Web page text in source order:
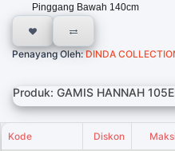
Pinggang Bawah 140cm
Penayang Oleh:DINDA
Produk: GAMIS HANNAH
Kode Diskon